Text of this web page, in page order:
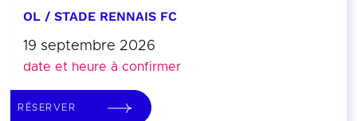
OL / STADE RENNAIS FC
19 septembre 2026
date et heure à confirmer
RÉSERVER